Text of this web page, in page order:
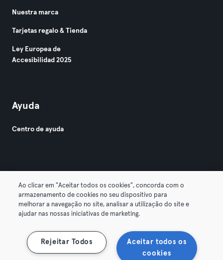
Nuestra marca
Tarjetas regalo & Tienda
Ley Europea de
Accesibilidad 2025
Ayuda
Centro de ayuda
© 2026 Urban Sports Group GmbH. All rights reserved.
Términos y condiciones Privacidad
Rescindir contratos aquí Desistir de contratos aquí
Ao clicar em "Aceitar todos os cookies", concorda com o
armazenamento de cookies no seu dispositivo para
melhorar a navegação no site, analisar a utilização do site e
ajudar nas nossas iniciativas de marketing.
Aceitar todos os
cookies
Rejeitar Todos